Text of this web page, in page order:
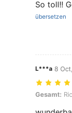
So toll!!
übersetzen
L***a 8
Gesamt:
Gesamt: